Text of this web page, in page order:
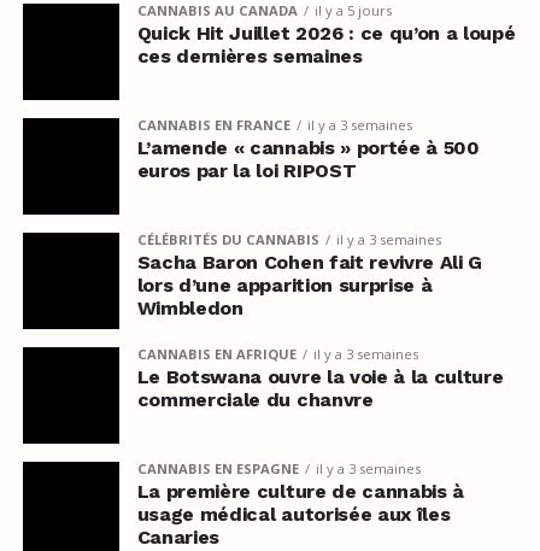
CANNABIS AU CANADA il y a 5 jours
Quick Hit Juillet 2026 : ce qu’on a loupé
ces dernières semaines
CANNABIS EN FRANCE il y a 3 semaines
L’amende « cannabis » portée à 500
euros par la loi RIPOST
CÉLÉBRITÉS DU CANNABIS il y a 3 semaines
Sacha Baron Cohen fait revivre Ali G
lors d’une apparition surprise à
Wimbledon
CANNABIS EN AFRIQUE il y a 3 semaines
Le Botswana ouvre la voie à la culture
commerciale du chanvre
CANNABIS EN ESPAGNE il y a 3 semaines
La première culture de cannabis à
usage médical autorisée aux îles
Canaries